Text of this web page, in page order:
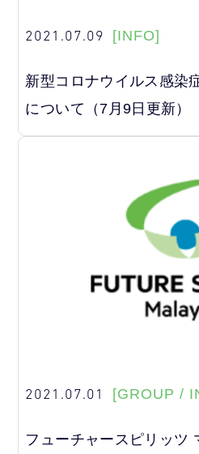
2021.07.09 [INFO]
新型コロナウイルス感染
について（7月9日更新）
2021.07.01 [GROUP /
フューチャースピリッ